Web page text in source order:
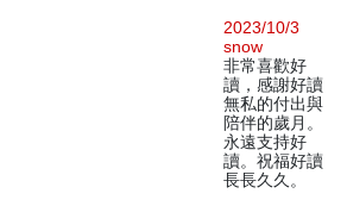
2023/10/3
snow
非常喜歡好
讀，感謝好讀
無私的付出與
陪伴的歲月。
永遠支持好
讀。祝福好讀
長長久久。